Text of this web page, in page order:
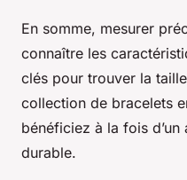
En somme, mesurer
connaître les
clés pour trouver la
collection de bracelets
bénéficiez à la fois
durable.